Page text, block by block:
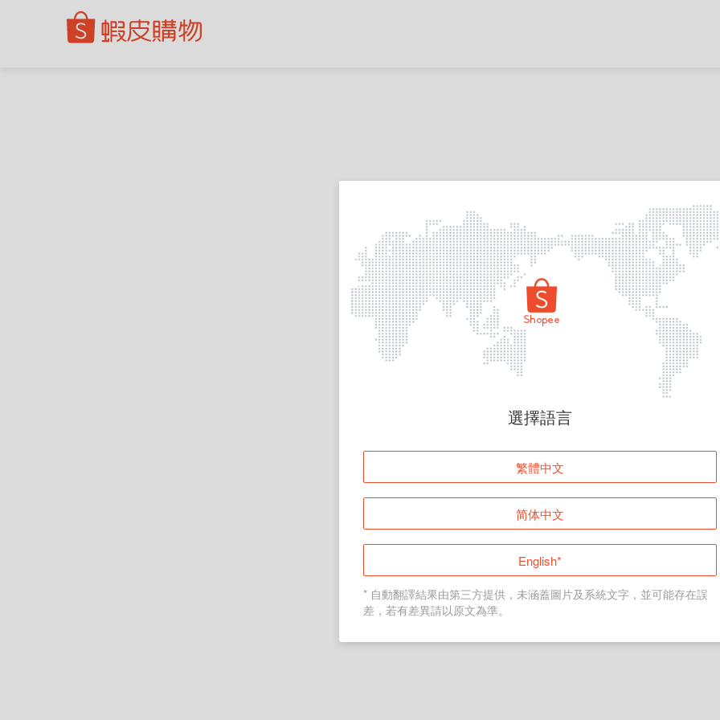
頁面無法顯示
登入
返回首頁
選擇語言
繁體中文
简体中文
English*
* 自動翻譯結果由第三方提供，未涵蓋圖片及系統文字，並可能存在誤
差，若有差異請以原文為準。